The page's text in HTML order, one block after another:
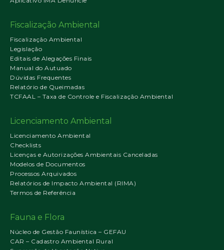
Fiscalização Ambiental
Fiscalização Ambiental
Legislação
Editais de Alegações Finais
Manual do Autuado
Dúvidas Frequentes
Relatório de Queimadas
TCFAAL – Taxa de Controle e Fiscalização Ambiental
Licenciamento Ambiental
Licenciamento Ambiental
Checklists
Licenças e Autorizações Ambientais Canceladas
Modelos de Documentos
Processos Arquivados
Relatórios de Impacto Ambiental (RIMA)
Termos de Referência
Fauna e Flora
Núcleo de Gestão Faunística – GEFAU
CAR – Cadastro Ambiental Rural